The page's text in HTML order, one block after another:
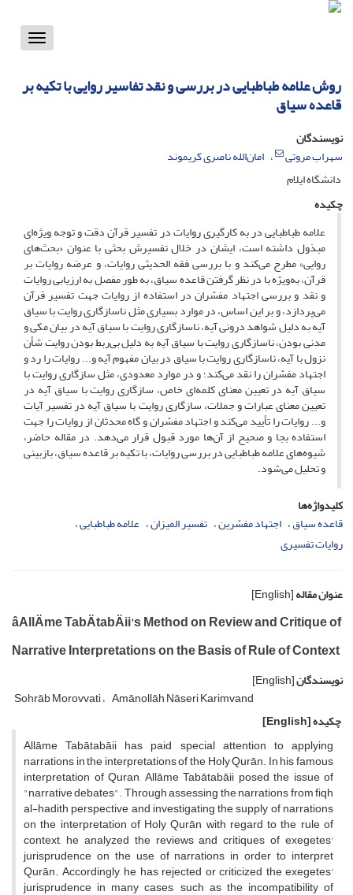
Toggle
روش علامه طباطبایی در بررسی و نقد تفاسیر روایی با تکیه بر
قاعده سیاق
نویسندگان
سهراب مروتی
امان‌الله ناصری کریموند
دانشگاه ایلام
چکیده
علامه طباطبایی در به کارگیری روایات در تفسیر قرآن دقت و توجه ویژه‌ای
مبذول داشته است، ایشان در خلال تفسیرش بحثی با عنوان «بحث‌های
روایی» مطرح می‌کند و با بررسی فقه الحدیثی روایات، و عرضه روایات بر
قرآن، به‌ویژه با در نظر گرفتن قاعده سیاق، به طور مفصل به ارزیابی روایات
و نقد و بررسی اجتهاد مفسّران در استفاده از روایات جهت تفسیر قرآن
می‌پردازد، و بر این اساس، در موارد بسیاری مثل ناسازگاری روایت با سیاق
آیه به دلیل شواهد درونی آیه، ناسازگاری روایت با سیاق آیه در بیان مکی و
مدنی بودن، ناسازگاری روایت با سیاق آیه به دلیل بی‌ربط بودن روایت شأن
نزول با آیه، ناسازگاری روایت با سیاق در بیان مفهوم آیه و... روایات را رد و
اجتهاد مفسّران را نقد می‌کند؛ و در موارد معدودی، مثل سازگاری روایت با
سیاق آیه در تعیین معنای کلمه‌ای خاص، سازگاری روایت با سیاق آیه در
تعیین معنای عبارات و جملات، سازگاری روایت با سیاق آیه در تفسیر آیات
و... روایات را تأیید می‌کند و اجتهاد مفسّران و گاه محدثان از روایات را جهت
استفاده بجا و صحیح از آن‌ها مورد قبول قرار می‌دهد. در مقاله حاضر،
شیوه‌های علامه طباطبایی در بررسی روایات، با تکیه بر قاعده سیاق، بازبینی
و تحلیل می‌شود.
کلیدواژه‌ها
قاعده سیاق اجتهاد مفسّرین تفسیر المیزان علامه طباطبایی
روایات تفسیری
عنوان مقاله[English]
âAllÄme TabÄtabÄii's Method on Review and Critique of
Narrative Interpretations on the Basis of Rule of Context
نویسندگان[English]
Sohrāb Morovvati Amānollāh Nāseri Karimvand
چکیده[English]
Allāme Tabātabāii has paid special attention to applying
narrations in the interpretations of the Holy Qurān. In his famous
interpretation of Quran, Allāme Tabātabāii posed the issue of
"narrative debates". Through assessing the narrations from fiqh
al-hadith perspective and investigating the supply of narrations
on the interpretation of Holy Qurān with regard to the rule of
context, he analyzed the reviews and critiques of exegetes'
jurisprudence on the use of narrations in order to interpret
Qurān. Accordingly, he has rejected or criticized the exegetes'
jurisprudence in many cases, such as the incompatibility of